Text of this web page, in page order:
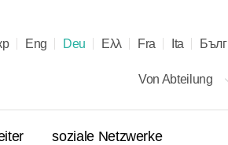
Eng Deu Ελλ Fra Ita Бълг
Von Abteilung
soziale Netzwerke